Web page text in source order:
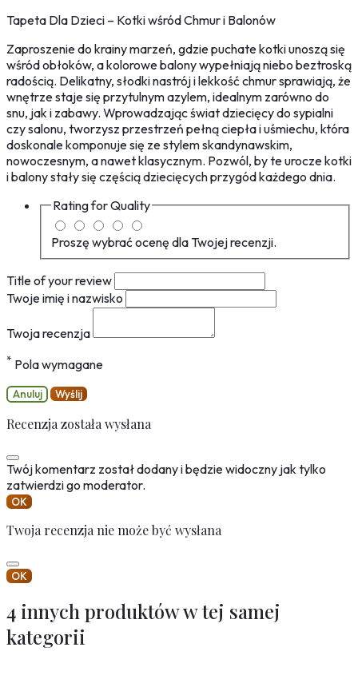
Tapeta Dla Dzieci – Kotki wśród Chmur i Balonów
Zaproszenie do krainy marzeń, gdzie puchate kotki unoszą się
wśród obłoków, a kolorowe balony wypełniają niebo beztroską
radością. Delikatny, słodki nastrój i lekkość chmur sprawiają, że
wnętrze staje się przytulnym azylem, idealnym zarówno do
snu, jak i zabawy. Wprowadzając świat dziecięcy do sypialni
czy salonu, tworzysz przestrzeń pełną ciepła i uśmiechu, która
doskonale komponuje się ze stylem skandynawskim,
nowoczesnym, a nawet klasycznym. Pozwól, by te urocze kotki
i balony stały się częścią dziecięcych przygód każdego dnia.
Rating forQuality
Proszę wybrać ocenę dla Twojej recenzji.
Title of your review
Twoje imię i nazwisko
Twoja recenzja
* Pola wymagane
Anuluj Wyślij
Recenzja została wysłana
Twój komentarz został dodany i będzie widoczny jak tylko
zatwierdzi go moderator.
OK
Twoja recenzja nie może być wysłana
OK
4 innych produktów w tej samej
kategorii